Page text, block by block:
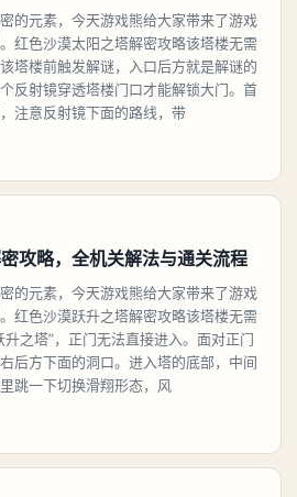
的元素，今天游戏熊给大家带来了游戏
红色沙漠太阳之塔解密攻略该塔楼无需
塔楼前触发解谜，入口后方就是解谜的
反射镜穿透塔楼门口才能解锁大门。首
注意反射镜下面的路线，带
攻略，全机关解法与通关流程
的元素，今天游戏熊给大家带来了游戏
红色沙漠跃升之塔解密攻略该塔楼无需
之塔”，正门无法直接进入。面对正门
后方下面的洞口。进入塔的底部，中间
跳一下切换滑翔形态，风